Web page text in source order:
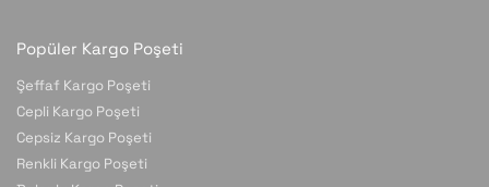
Popüler Kargo Poşeti
Şeffaf Kargo Poşeti
Cepli Kargo Poşeti
Cepsiz Kargo Poşeti
Renkli Kargo Poşeti